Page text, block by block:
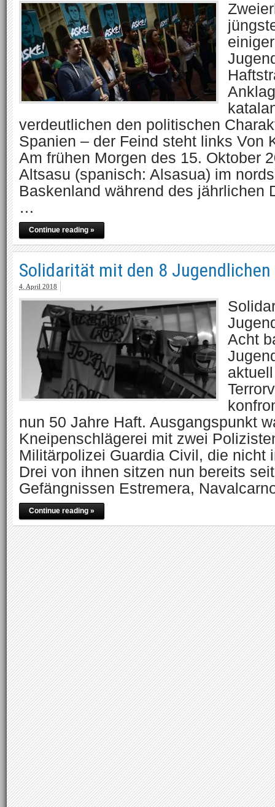
verdeutlichen den politischen
Spanien – der Feind steht links Von
Am frühen Morgen des 15. Oktober
Altsasu (spanisch: Alsasua) im
Baskenland während des jährlichen
…
Continue reading »
Solidarität mit den 8
4. April 2018
Acht
nun 50 Jahre Haft. Ausgangspunkt
Kneipenschlägerei mit zwei
Militärpolizei Guardia Civil, die nicht
Drei von ihnen sitzen nun bereits
Gefängnissen Estremera,
Continue reading »